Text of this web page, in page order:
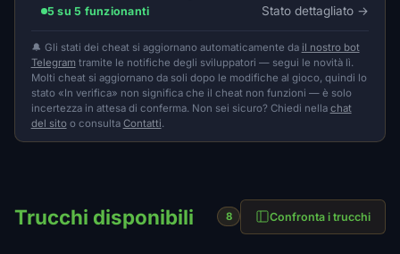
5 su 5 funzionanti Stato dettagliato
🔔 Gli stati dei cheat si aggiornano automaticamente da il nostro bot
Telegram tramite le notifiche degli sviluppatori — segui le novità lì.
Molti cheat si aggiornano da soli dopo le modifiche al gioco, quindi lo
stato «In verifica» non significa che il cheat non funzioni — è solo
incertezza in attesa di conferma. Non sei sicuro? Chiedi nella chat
del sitoo consulta Contatti.
Trucchi disponibili 8 Confronta i trucchi